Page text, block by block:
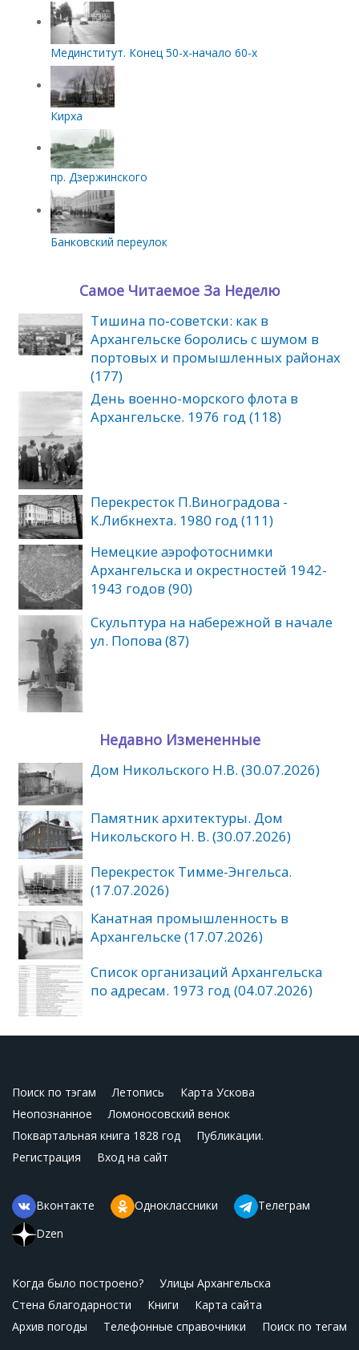
Мединститут. Конец 50-х-начало 60-х
Кирха
пр. Дзержинского
Банковский переулок
Самое Читаемое За Неделю
Тишина по‑советски: как в
Архангельске боролись с шумом в
портовых и промышленных районах
(177)
День военно-морского флота в
Архангельске. 1976 год (118)
Перекресток П.Виноградова -
К.Либкнехта. 1980 год (111)
Немецкие аэрофотоснимки
Архангельска и окрестностей 1942-
1943 годов (90)
Скульптура на набережной в начале
ул. Попова (87)
Недавно Измененные
Дом Никольского Н.В. (30.07.2026)
Памятник архитектуры. Дом
Никольского Н. В. (30.07.2026)
Перекресток Тимме-Энгельса.
(17.07.2026)
Канатная промышленность в
Архангельске (17.07.2026)
Список организаций Архангельска
по адресам. 1973 год (04.07.2026)
Поиск по тэгам Летопись
Карта Ускова
Неопознанное
Ломоносовский венок
Поквартальная книга 1828 год
Публикации.
Регистрация
Вход на сайт
Вконтакте Одноклассники
Телеграм
Dzen
Когда было построено?
Улицы Архангельска
Стена благодарности
Книги
Карта сайта
Архив погоды
Телефонные справочники Поиск по тегам